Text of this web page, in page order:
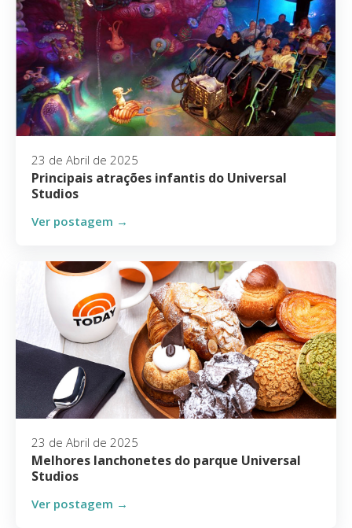
23 de Abril de 2025
Principais atrações infantis do Universal
Studios
Ver postagem →
23 de Abril de 2025
Melhores lanchonetes do parque Universal
Studios
Ver postagem →